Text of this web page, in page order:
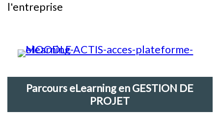
l'entreprise
Parcours eLearning en GESTION DE
PROJET